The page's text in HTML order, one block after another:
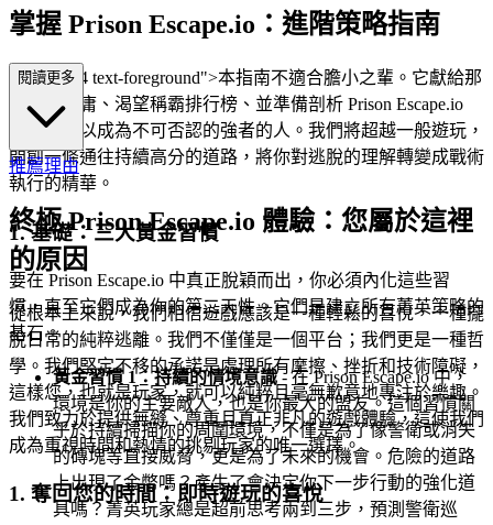
掌握 Prison Escape.io：進階策略指南
lass="mb-4 text-foreground">本指南不適合膽小之輩。它獻給那
些拒絕平庸、渴望稱霸排行榜、並準備剖析 Prison Escape.io
核心機制以成為不可否認的強者的人。我們將超越一般遊玩，
開創一條通往持續高分的道路，將你對逃脫的理解轉變成戰術
執行的精華。
1. 基礎：三大黃金習慣
要在 Prison Escape.io 中真正脫穎而出，你必須內化這些習
慣，直至它們成為你的第二天性。它們是建立所有菁英策略的
基石。
黃金習慣 1：持續的情境意識- 在 Prison Escape.io 中，
環境是你的主要敵人，也是你最大的盟友。這個習慣關
乎於持續掃描你的周圍環境，不僅是為了像警衛或消失
的磚塊等直接威脅，更是為了未來的機會。危險的道路
上出現了金幣嗎？產生了會決定你下一步行動的強化道
具嗎？菁英玩家總是超前思考兩到三步，預測警衛巡
閱讀更多
推薦理由
終極 Prison Escape.io 體驗：您屬於這裡
的原因
從根本上來說，我們相信遊戲應該是一種輕鬆的喜悅，一種擺
脫日常的純粹逃離。我們不僅僅是一個平台；我們更是一種哲
學。我們堅定不移的承諾是處理所有摩擦、挫折和技術障礙，
這樣您，也就是玩家，就可以純粹且毫無歉意地專注於樂趣。
我們致力於提供無縫、尊重且真正非凡的遊戲體驗，這使我們
成為重視時間和熱情的挑剔玩家的唯一選擇。
1. 奪回您的時間：即時遊玩的喜悅